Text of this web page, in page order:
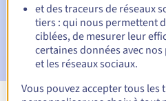
E-mail après la Redemption
notification de la suppression
et des traceurs de réseaux
tiers : qui nous permettent
ciblées, de mesurer leur
certaines données avec
et les réseaux sociaux.
Vous pouvez accepter tous les